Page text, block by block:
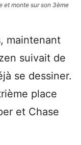
et monte sur son 3ème
maintenant
suivait de
se dessiner.
place
et Chase